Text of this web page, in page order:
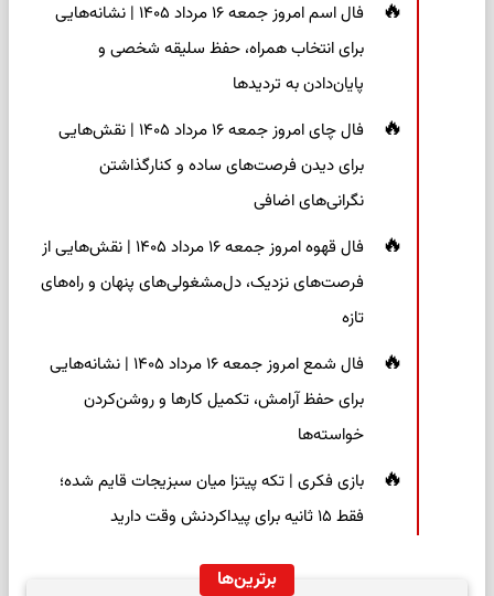
فال اسم امروز جمعه ۱۶ مرداد ۱۴۰۵ | نشانه‌هایی
برای انتخاب همراه، حفظ سلیقه شخصی و
پایان‌دادن به تردیدها
فال چای امروز جمعه ۱۶ مرداد ۱۴۰۵ | نقش‌هایی
برای دیدن فرصت‌های ساده و کنارگذاشتن
نگرانی‌های اضافی
فال قهوه امروز جمعه ۱۶ مرداد ۱۴۰۵ | نقش‌هایی از
فرصت‌های نزدیک، دل‌مشغولی‌های پنهان و راه‌های
تازه
فال شمع امروز جمعه ۱۶ مرداد ۱۴۰۵ | نشانه‌هایی
برای حفظ آرامش، تکمیل کارها و روشن‌کردن
خواسته‌ها
بازی فکری | تکه پیتزا میان سبزیجات قایم شده؛
فقط ۱۵ ثانیه برای پیداکردنش وقت دارید
برترین‌ها